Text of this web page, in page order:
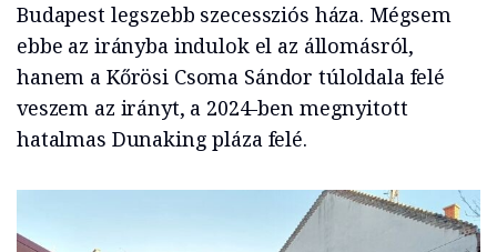
Budapest legszebb szecessziós háza. Mégsem
ebbe az irányba indulok el az állomásról,
hanem a Kőrösi Csoma Sándor túloldala felé
veszem az irányt, a 2024-ben megnyitott
hatalmas Dunaking pláza felé.